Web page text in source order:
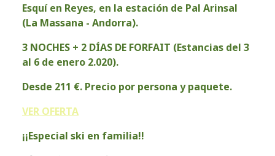
Esquí en Reyes, en la estación de Pal Arinsal
(La Massana - Andorra).
3 NOCHES + 2 DÍAS DE FORFAIT (Estancias del 3
al 6 de enero 2.020).
Desde 211 €. Precio por persona y paquete.
VER OFERTA
¡¡Especial ski en familia!!